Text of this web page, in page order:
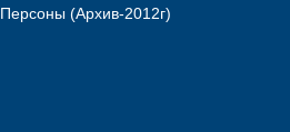
Персоны (Архив-2012г)